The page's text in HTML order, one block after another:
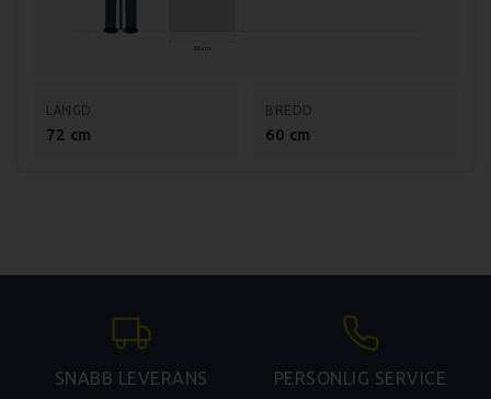
60 cm
LÄNGD
72 cm
BREDD
60 cm
SNABB LEVERANS PERSONLIG SERVICE